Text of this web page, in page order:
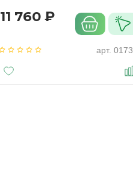
11 760 ₽
арт.